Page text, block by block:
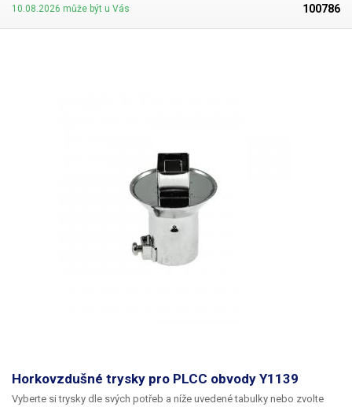
10.08.2026 může být u Vás
100786
Horkovzdušné trysky pro PLCC obvody Y1139
Vyberte si trysky dle svých potřeb a níže uvedené tabulky nebo zvolte